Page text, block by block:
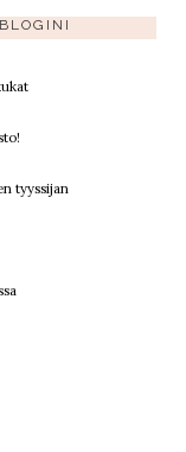
tyyssijan